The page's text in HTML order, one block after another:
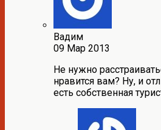
Вадим
09 Мар 2013
Не нужно
нравится вам? Ну, и
есть собственная